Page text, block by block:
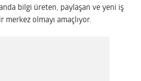
bilgi üreten, paylaşan ve yeni iş
olmayı amaçlıyor.